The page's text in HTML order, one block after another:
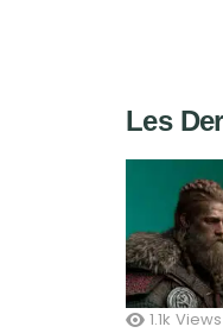
Les
1.1k Views